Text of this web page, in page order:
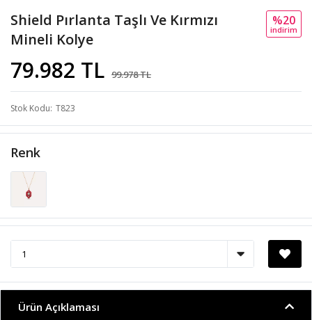
Shield Pırlanta Taşlı Ve Kırmızı
Mineli Kolye
79.982 TL 99.978 TL
%20
i̇ndi̇ri̇m
Stok Kodu T823
Renk
Ürün Açıklaması